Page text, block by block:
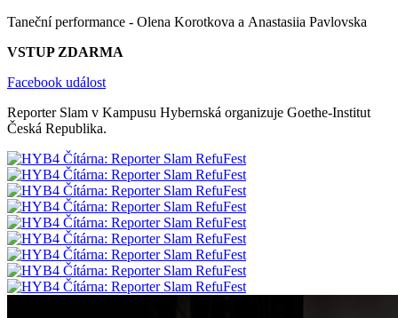
Taneční performance - Olena Korotkova a Anastasiia Pavlovska
VSTUP ZDARMA
Facebook událost
Reporter Slam v Kampusu Hybernská organizuje Goethe-Institut
Česká Republika.